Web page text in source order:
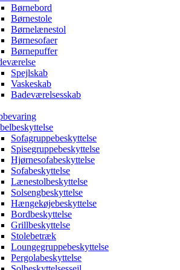
Børnebord
Børnestole
Børnelænestol
Børnesofaer
Børnepuffer
Spejlskab
Vaskeskab
Badeværelsesskab
Sofagruppebeskyttelse
Spisegruppebeskyttelse
Hjørnesofabeskyttelse
Sofabeskyttelse
Lænestolbeskyttelse
Solsengbeskyttelse
Hængekøjebeskyttelse
Bordbeskyttelse
Grillbeskyttelse
Stolebetræk
Loungegruppebeskyttelse
Pergolabeskyttelse